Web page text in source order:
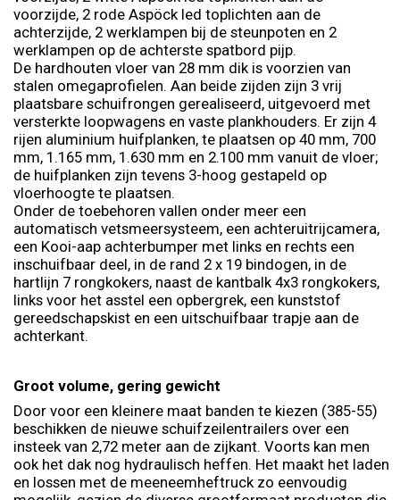
voorzijde, 2 rode Aspöck led toplichten aan de
achterzijde, 2 werklampen bij de steunpoten en 2
werklampen op de achterste spatbord pijp.
De hardhouten vloer van 28 mm dik is voorzien van
stalen omegaprofielen. Aan beide zijden zijn 3 vrij
plaatsbare schuifrongen gerealiseerd, uitgevoerd met
versterkte loopwagens en vaste plankhouders. Er zijn 4
rijen aluminium huifplanken, te plaatsen op 40 mm, 700
mm, 1.165 mm, 1.630 mm en 2.100 mm vanuit de vloer;
de huifplanken zijn tevens 3-hoog gestapeld op
vloerhoogte te plaatsen.
Onder de toebehoren vallen onder meer een
automatisch vetsmeersysteem, een achteruitrijcamera,
een Kooi-aap achterbumper met links en rechts een
inschuifbaar deel, in de rand 2 x 19 bindogen, in de
hartlijn 7 rongkokers, naast de kantbalk 4x3 rongkokers,
links voor het asstel een opbergrek, een kunststof
gereedschapskist en een uitschuifbaar trapje aan de
achterkant.
Groot volume, gering gewicht
Door voor een kleinere maat banden te kiezen (385-55)
beschikken de nieuwe schuifzeilentrailers over een
insteek van 2,72 meter aan de zijkant. Voorts kan men
ook het dak nog hydraulisch heffen. Het maakt het laden
en lossen met de meeneemheftruck zo eenvoudig